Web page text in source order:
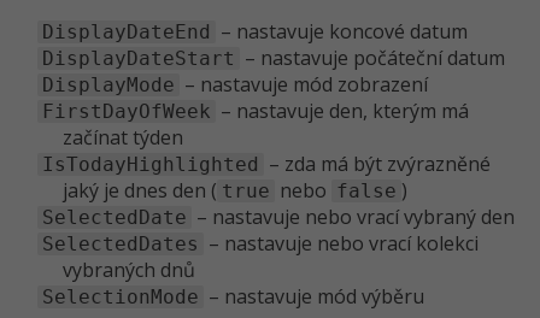
Google Dokumenty
Time management
Windows
Linux
Sítě
Kybernetická bezpečnost
Video
Ostatní
Fórum
DisplayDateEnd – nastavuje koncové datum
DisplayDateStart – nastavuje počáteční datum
DisplayMode – nastavuje mód zobrazení
FirstDayOfWeek – nastavuje den, kterým má
začínat týden
IsTodayHighlighted – zda má být zvýrazněné
jaký je dnes den ( true nebo false )
SelectedDate – nastavuje nebo vrací vybraný den
SelectedDates – nastavuje nebo vrací kolekci
vybraných dnů
SelectionMode – nastavuje mód výběru